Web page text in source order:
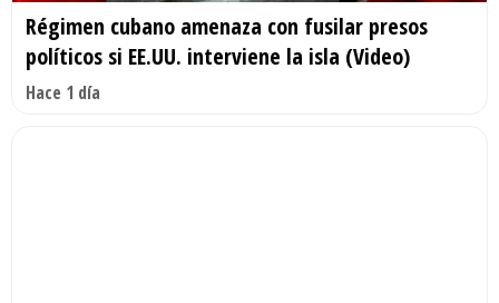
Régimen cubano amenaza con fusilar presos
políticos si EE.UU. interviene la isla (Video)
Hace 1 día